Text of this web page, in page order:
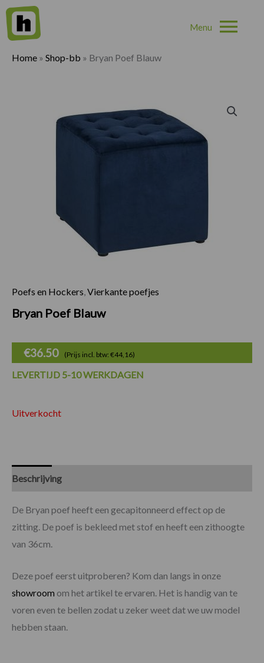
Home » Shop-bb » Bryan Poef Blauw
Poefs en Hockers Vierkante poefjes
Bryan Poef Blauw
€36.50 (Prijs incl. btw: €44,16)
LEVERTIJD 5-10 WERKDAGEN
Uitverkocht
Beschrijving
De Bryan poef heeft een gecapitonneerd effect op de
zitting. De poef is bekleed met stof en heeft een zithoogte
van 36cm.
Deze poef eerst uitproberen? Kom dan langs in onze
showroom om het artikel te ervaren. Het is handig van te
voren even te bellen zodat u zeker weet dat we uw model
hebben staan.